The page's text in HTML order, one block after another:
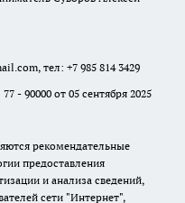
тел: +7 985 814 3429
- 90000 от 05 сентября 2025
рекомендательные
предоставления
и анализа сведений,
сети "Интернет",